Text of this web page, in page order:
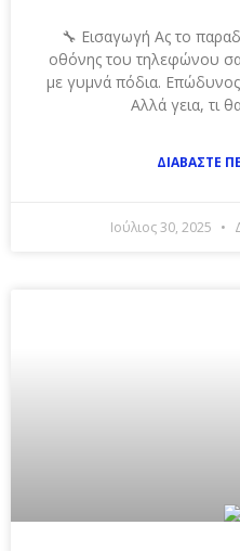
🔧 Εισαγωγή Ας το
οθόνης του τηλεφώνου
με γυμνά πόδια.
Αλλά γεια, τι
ΔΙΑΒΆΣΤΕ
Ιούλιος 30, 2025